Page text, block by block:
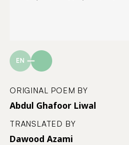
EN
ORIGINAL POEM BY
Abdul Ghafoor Liwal
TRANSLATED BY
Dawood Azami